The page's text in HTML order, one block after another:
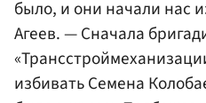
было, и они начали нас
Агеев. — Сначала
избивать Семена